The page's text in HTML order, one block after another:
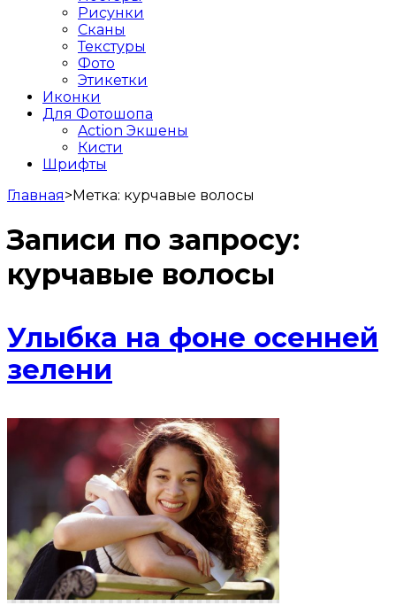
Рисунки
Сканы
Текстуры
Фото
Этикетки
Иконки
Для Фотошопа
Action Экшены
Кисти
Шрифты
Главная>Метка: курчавые волосы
Записи по запросу:
курчавые волосы
Улыбка на фоне осенней
зелени